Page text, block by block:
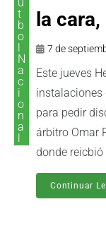
t
b
o
l
N
a
c
i
o
n
a
l
la cara,
7 de
Este jueves
instalaciones
para pedir
árbitro Omar
donde
Continuar